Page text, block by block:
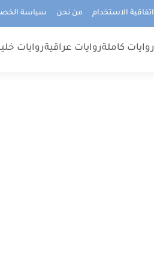
اتفاقية الاستخدام من نحن سياسة
روايات كاملةروايات عراقيةروايات